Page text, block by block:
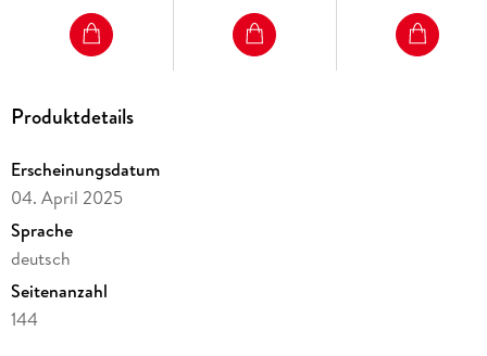
Dieses Buch ist das richtige für Sie, wenn
Ausruhen, Kraft tanken
Das Aufbauprogramm
Rescue-Übungen für den Notfall
Die Übungsprogramme Ihr Weg zu mehr Wohlbefinden und
Ausgeglichenheit
Ganz entspannt mit Progressiver Muskelentspannung
Produktdetails
Erscheinungsdatum
04. April 2025
Sprache
deutsch
Seitenanzahl
144